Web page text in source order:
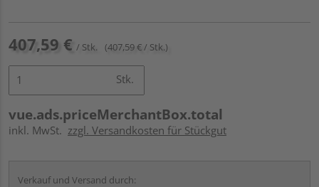
407,59 € / Stk. (407,59 € / Stk.)
Stk.
vue.ads.priceMerchantBox.total
inkl. MwSt. zzgl. Versandkosten für Stückgut
Verkauf und Versand durch: